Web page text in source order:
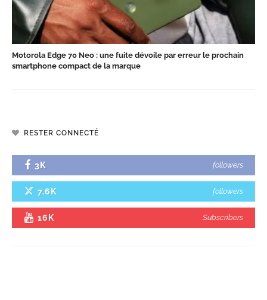
Motorola Edge 70 Neo : une fuite dévoile par erreur le prochain
smartphone compact de la marque
RESTER CONNECTÉ
3K followers
7.6K followers
16K Subscribers